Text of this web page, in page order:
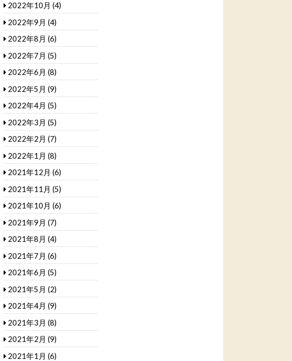
2022年10月 (4)
2022年9月 (4)
2022年8月 (6)
2022年7月 (5)
2022年6月 (8)
2022年5月 (9)
2022年4月 (5)
2022年3月 (5)
2022年2月 (7)
2022年1月 (8)
2021年12月 (6)
2021年11月 (5)
2021年10月 (6)
2021年9月 (7)
2021年8月 (4)
2021年7月 (6)
2021年6月 (5)
2021年5月 (2)
2021年4月 (9)
2021年3月 (8)
2021年2月 (9)
2021年1月 (6)